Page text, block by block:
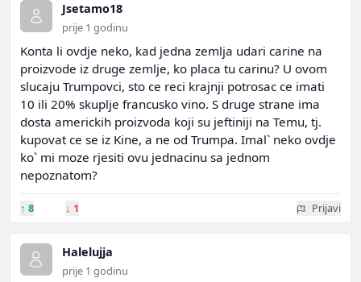
Jsetamo18
prije 1 godinu
Konta li ovdje neko, kad jedna zemlja udari carine na
proizvode iz druge zemlje, ko placa tu carinu? U ovom
slucaju Trumpovci, sto ce reci krajnji potrosac ce imati
10 ili 20% skuplje francusko vino. S druge strane ima
dosta americkih proizvoda koji su jeftiniji na Temu, tj.
kupovat ce se iz Kine, a ne od Trumpa. Imal` neko ovdje
ko` mi moze rjesiti ovu jednacinu sa jednom
nepoznatom?
↑ 8 ↓ 1 Prijavi
Halelujja
prije 1 godinu